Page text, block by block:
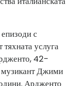
с
услуга
42-
музикант Джими
Ардженто